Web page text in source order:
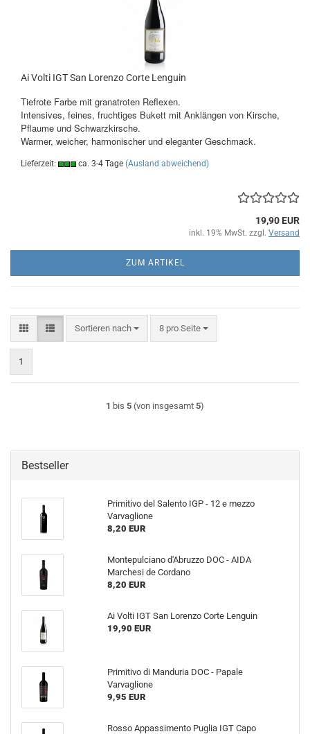
Ai Volti IGT San Lorenzo Corte Lenguin
Tiefrote Farbe mit granatroten Reflexen.
Intensives, feines, fruchtiges Bukett mit Anklängen von Kirsche,
Pflaume und Schwarzkirsche.
Warmer, weicher, harmonischer und eleganter Geschmack.
Lieferzeit: ca. 3-4 Tage (Ausland abweichend)
19,90 EUR
inkl. 19% MwSt. zzgl. Versand
ZUM ARTIKEL
Sortieren nach
Sortieren nach 8 pro Seite
pro Seite
1
1 bis 5 (von insgesamt 5)
Bestseller
Primitivo del Salento IGP - 12 e mezzo
Varvaglione
8,20 EUR
Montepulciano d'Abruzzo DOC - AIDA
Marchesi de Cordano
8,20 EUR
Ai Volti IGT San Lorenzo Corte Lenguin
19,90 EUR
Primitivo di Manduria DOC - Papale
Varvaglione
9,95 EUR
Rosso Appassimento Puglia IGT Capo